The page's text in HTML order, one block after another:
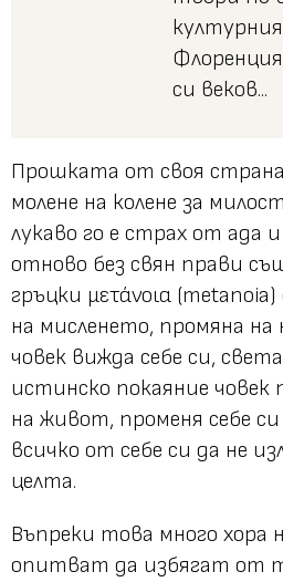
си веков...
Прошката от своя
молене на колене за
лукаво го е страх от ада
отново без свян прави
гръцки μετάνοια
на мисленето, промяна
човек вижда себе си,
истинско покаяние човек
на живот, променя себе
всичко от себе си да не
целта.
Въпреки това много хора
опитват да избягат от